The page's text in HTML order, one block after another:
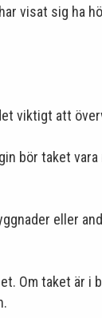
visat sig ha
viktigt att
bör taket
eller
Om taket är